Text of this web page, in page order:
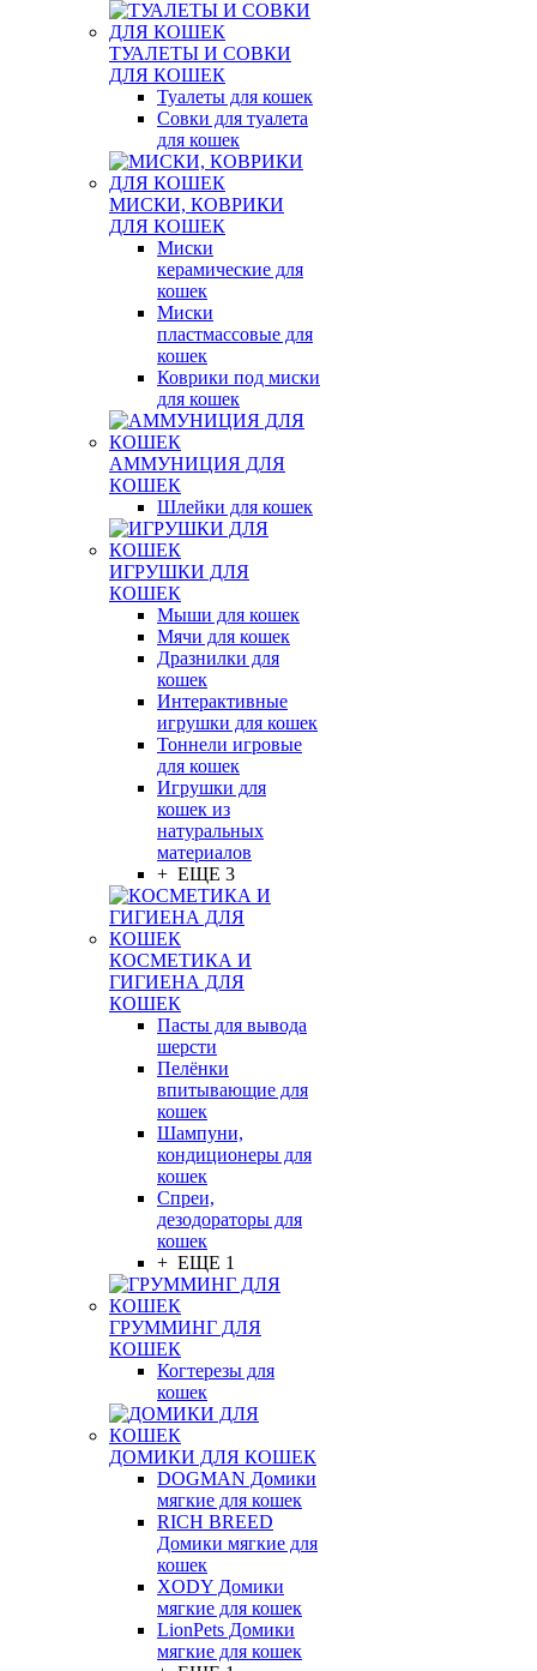
ТУАЛЕТЫ И СОВКИ
ДЛЯ КОШЕК
Туалеты для кошек
Совки для туалета
для кошек
МИСКИ, КОВРИКИ
ДЛЯ КОШЕК
Миски
керамические для
кошек
Миски
пластмассовые для
кошек
Коврики под миски
для кошек
АММУНИЦИЯ ДЛЯ
КОШЕК
Шлейки для кошек
ИГРУШКИ ДЛЯ
КОШЕК
Мыши для кошек
Мячи для кошек
Дразнилки для
кошек
Интерактивные
игрушки для кошек
Тоннели игровые
для кошек
Игрушки для
кошек из
натуральных
материалов
+ ЕЩЕ 3
КОСМЕТИКА И
ГИГИЕНА ДЛЯ
КОШЕК
Пасты для вывода
шерсти
Пелёнки
впитывающие для
кошек
Шампуни,
кондиционеры для
кошек
Спреи,
дезодораторы для
кошек
+ ЕЩЕ 1
ГРУММИНГ ДЛЯ
КОШЕК
Когтерезы для
кошек
ДОМИКИ ДЛЯ КОШЕК
DOGMAN Домики
мягкие для кошек
RICH BREED
Домики мягкие для
кошек
XODY Домики
мягкие для кошек
LionPets Домики
мягкие для кошек